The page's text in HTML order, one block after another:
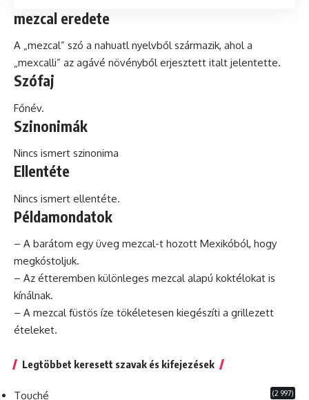
mezcal eredete
A „mezcal” szó a nahuatl nyelvből származik, ahol a
„mexcalli” az agávé növényből erjesztett italt jelentette.
Szófaj
Főnév.
Szinonimák
Nincs ismert szinonima
Ellentéte
Nincs ismert ellentéte.
Példamondatok
– A barátom egy üveg mezcal-t hozott Mexikóból, hogy
megkóstoljuk.
– Az étteremben különleges mezcal alapú koktélokat is
kínálnak.
– A mezcal füstös íze tökéletesen kiegészíti a grillezett
ételeket.
Legtöbbet keresett szavak és kifejezések
Touché (2 997)